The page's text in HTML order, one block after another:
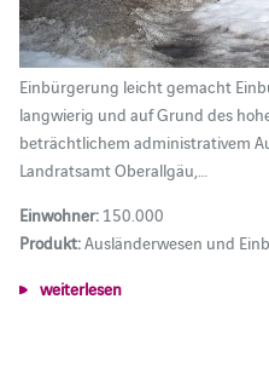
Einbürgerung leicht gemacht
langwierig und auf Grund des
beträchtlichem administrativem
Landratsamt Oberallgäu,…
Einwohner:150.000
Produkt:Ausländerwesen und
weiterlesen